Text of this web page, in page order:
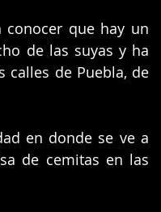
conocer que hay un
de las suyas y ha
calles de Puebla, de
en donde se ve a
de cemitas en las